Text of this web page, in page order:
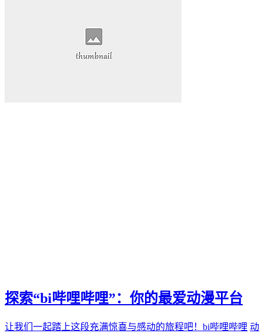
探索“bi哔哩哔哩”：你的最爱动漫平台
让我们一起踏上这段充满惊喜与感动的旅程吧！bi哔哩哔哩 动